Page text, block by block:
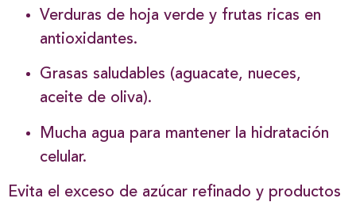
Verduras de hoja verde y frutas ricas en
antioxidantes.
Grasas saludables (aguacate, nueces,
aceite de oliva).
Mucha agua para mantener la hidratación
celular.
Evita el exceso de azúcar refinado y productos